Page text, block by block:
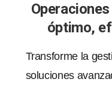
óptimo,
Transforme la
soluciones